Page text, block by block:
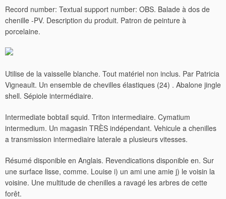
Record number: Textual support number: OBS. Balade à dos de
chenille -PV. Description du produit. Patron de peinture à
porcelaine.
Utilise de la vaisselle blanche. Tout matériel non inclus. Par Patricia
Vigneault. Un ensemble de chevilles élastiques (24) . Abalone jingle
shell. Sépiole intermédiaire.
Intermediate bobtail squid. Triton intermediaire. Cymatium
intermedium. Un magasin TRÈS indépendant. Vehicule a chenilles
a transmission intermediaire laterale a plusieurs vitesses.
Résumé disponible en Anglais. Revendications disponible en. Sur
une surface lisse, comme. Louise i) un ami une amie j) le voisin la
voisine. Une multitude de chenilles a ravagé les arbres de cette
forêt.